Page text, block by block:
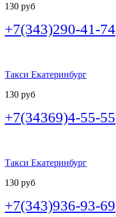
130 руб
+7(343)290-41-74
Такси Екатеринбург
130 руб
+7(34369)4-55-55
Такси Екатеринбург
130 руб
+7(343)936-93-69